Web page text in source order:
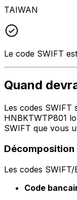
TAIWAN
Le code SWIFT
Quand
Les codes SWIFT
HNBKTWTP801
SWIFT que vous
Décomposition
Les codes
Code